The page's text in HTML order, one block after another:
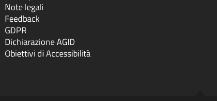
Note legali
Feedback
GDPR
Dichiarazione AGID
Obiettivi di Accessibilità